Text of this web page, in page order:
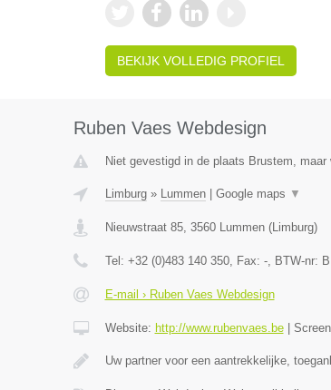
BEKIJK VOLLEDIG PROFIEL
Ruben Vaes Webdesign
Niet gevestigd in de plaats Brustem,
Limburg» Lummen| Google maps ▼
Nieuwstraat 85, 3560 Lummen(Limburg)
Tel: +32 (0)483 140 350, Fax: -, BTW-nr:
E-mail › Ruben Vaes Webdesign
Website: http://www.rubenvaes.be|
Uw partner voor een aantrekkelijke,